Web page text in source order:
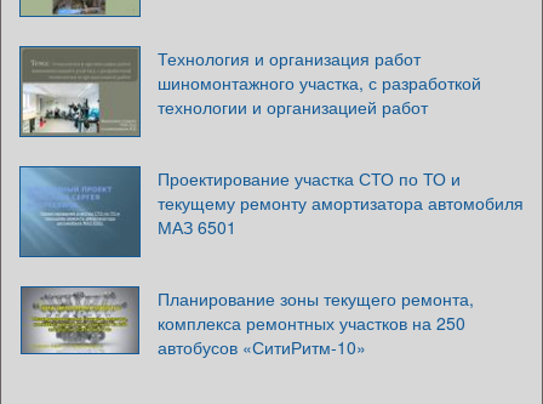
Технология и организация работ
шиномонтажного участка, с разработкой
технологии и организацией работ
Проектирование участка СТО по ТО и
текущему ремонту амортизатора автомобиля
МАЗ 6501
Планирование зоны текущего ремонта,
комплекса ремонтных участков на 250
автобусов «СитиРитм-10»